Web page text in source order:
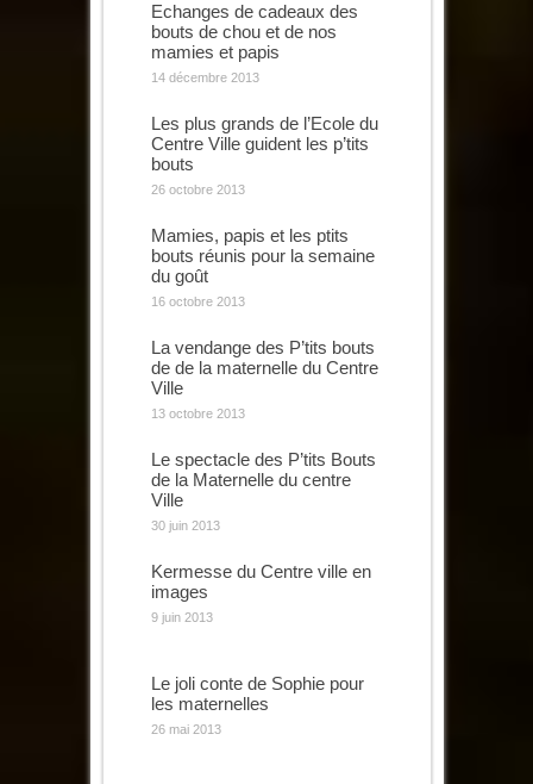
Echanges de cadeaux des
bouts de chou et de nos
mamies et papis
14 décembre 2013
Les plus grands de l’Ecole du
Centre Ville guident les p’tits
bouts
26 octobre 2013
Mamies, papis et les ptits
bouts réunis pour la semaine
du goût
16 octobre 2013
La vendange des P’tits bouts
de de la maternelle du Centre
Ville
13 octobre 2013
Le spectacle des P’tits Bouts
de la Maternelle du centre
Ville
30 juin 2013
Kermesse du Centre ville en
images
9 juin 2013
Le joli conte de Sophie pour
les maternelles
26 mai 2013